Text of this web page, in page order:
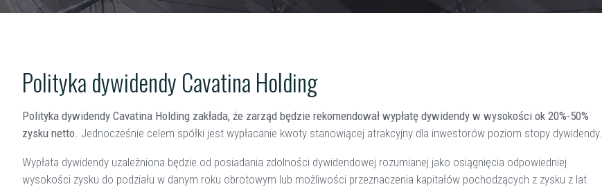
Polityka dywidendy Cavatina Holding
Polityka dywidendy Cavatina Holding zakłada, że zarząd będzie rekomendował wypłatę dywidendy w wysokości ok 20%-50%
zysku netto. Jednocześnie celem spółki jest wypłacanie kwoty stanowiącej atrakcyjny dla inwestorów poziom stopy dywidendy.
Wypłata dywidendy uzależniona będzie od posiadania zdolności dywidendowej rozumianej jako osiągnięcia odpowiedniej
wysokości zysku do podziału w danym roku obrotowym lub możliwości przeznaczenia kapitałów pochodzących z zysku z lat